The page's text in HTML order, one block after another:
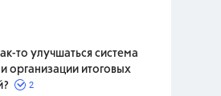
то улучшаться система
организации итоговых
2